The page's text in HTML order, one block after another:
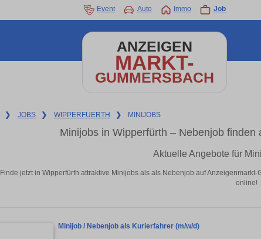
Event Auto Immo Job
ANZEIGEN
MARKT-
GUMMERSBACH
❯ JOBS ❯ WIPPERFUERTH ❯ MINIJOBS
Minijobs in Wipperfürth – Nebenjob
Aktuelle Angebote für
Finde jetzt in Wipperfürth attraktive Minijobs als als Nebenjob auf
online!
Minijob / Nebenjob als Kurierfahrer (m/w/d)